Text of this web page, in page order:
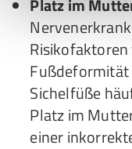
Platz im
Fußdeformität
Sichelfüße
Platz im
einer